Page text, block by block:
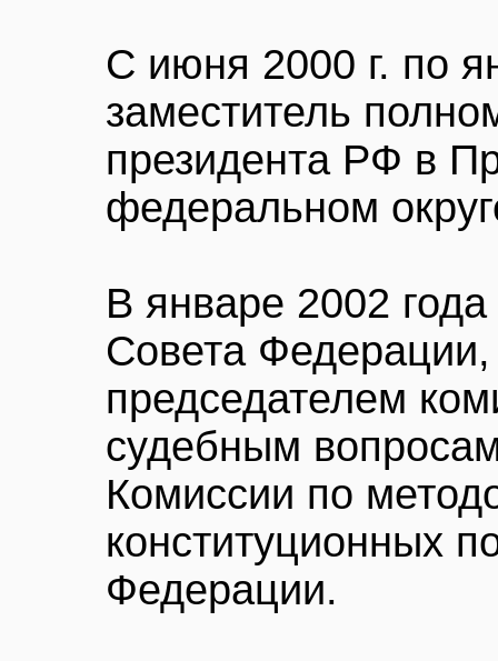
С июня 2000 г. по
заместитель
президента РФ в
федеральном
В январе 2002
Совета
председателем
судебным
Комиссии по
конституционных
Федерации.